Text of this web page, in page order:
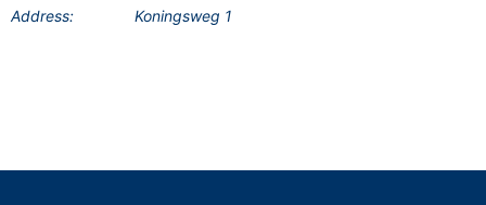
Address:
Koningsweg 1